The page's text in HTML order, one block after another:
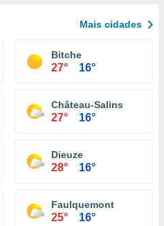
Mais cidades
Bitche
27° 16°
Château-Salins
27° 16°
Dieuze
28° 16°
Faulquemont
25° 16°